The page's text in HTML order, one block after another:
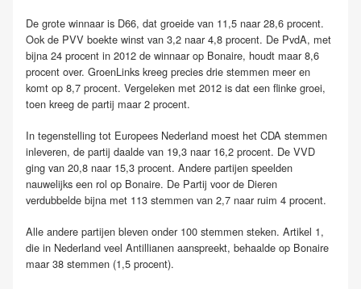
De grote winnaar is D66, dat groeide van 11,5 naar 28,6 procent.
Ook de PVV boekte winst van 3,2 naar 4,8 procent. De PvdA, met
bijna 24 procent in 2012 de winnaar op Bonaire, houdt maar 8,6
procent over. GroenLinks kreeg precies drie stemmen meer en
komt op 8,7 procent. Vergeleken met 2012 is dat een flinke groei,
toen kreeg de partij maar 2 procent.
In tegenstelling tot Europees Nederland moest het CDA stemmen
inleveren, de partij daalde van 19,3 naar 16,2 procent. De VVD
ging van 20,8 naar 15,3 procent. Andere partijen speelden
nauwelijks een rol op Bonaire. De Partij voor de Dieren
verdubbelde bijna met 113 stemmen van 2,7 naar ruim 4 procent.
Alle andere partijen bleven onder 100 stemmen steken. Artikel 1,
die in Nederland veel Antillianen aanspreekt, behaalde op Bonaire
maar 38 stemmen (1,5 procent).